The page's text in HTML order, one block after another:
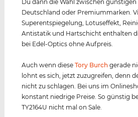
Du dann die Wahl zwischen
Deutschland oder Premiummarken.
Superentspiegelung, Lotuseffekt,
Antistatik und Hartschicht enthalten
bei Edel-Optics ohne Aufpreis.
Auch wenn dieseTory Burch gerade
lohnt es sich, jetzt zuzugreifen, denn
nicht zu schlagen. Bei uns im
konstant niedrige Preise. So günstig
TY2164U nicht mal on Sale.